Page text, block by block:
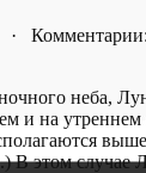
· Комментарии:
неба,
и на
В этом